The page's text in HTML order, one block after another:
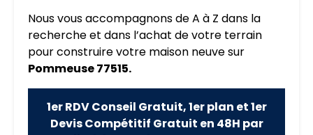
Nous vous accompagnons de A à Z dans la
recherche et dans l’achat de votre terrain
pour construire votre maison neuve sur
Pommeuse 77515.
1er RDV Conseil Gratuit, 1er plan et 1er
Devis Compétitif Gratuit en 48H par